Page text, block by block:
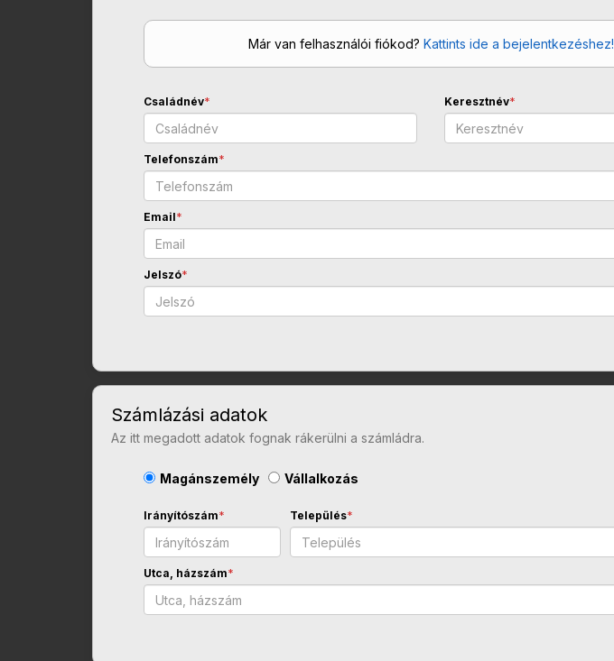
Már van felhasználói fiókod? Kattints ide a bejelentkezéshez!
Családnév* Keresztnév*
Telefonszám*
Email*
Jelszó*
Számlázási adatok
Az itt megadott adatok fognak rákerülni a számládra.
Magánszemély Vállalkozás
Irányítószám* Település*
Utca, házszám*